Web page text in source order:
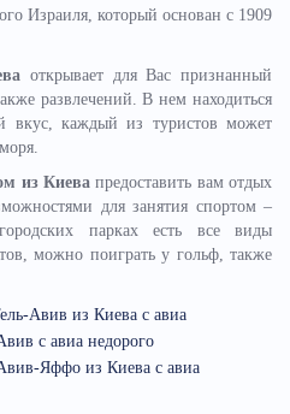
Израиля, который основан с 1909
открывает для Вас признанный
развлечений. В нем находиться
вкус, каждый из туристов может
из Киева предоставить вам отдых
для занятия спортом –
парках есть все виды
можно поиграть у гольф, также